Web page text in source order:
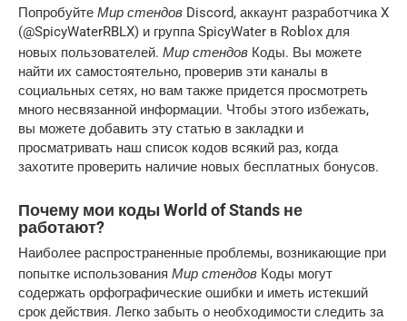
Попробуйте Мир стендов Discord, аккаунт разработчика X
(@SpicyWaterRBLX) и группа SpicyWater в Roblox для
новых пользователей. Мир стендов Коды. Вы можете
найти их самостоятельно, проверив эти каналы в
социальных сетях, но вам также придется просмотреть
много несвязанной информации. Чтобы этого избежать,
вы можете добавить эту статью в закладки и
просматривать наш список кодов всякий раз, когда
захотите проверить наличие новых бесплатных бонусов.
Почему мои коды World of Stands не
работают?
Наиболее распространенные проблемы, возникающие при
попытке использования Мир стендов Коды могут
содержать орфографические ошибки и иметь истекший
срок действия. Легко забыть о необходимости следить за